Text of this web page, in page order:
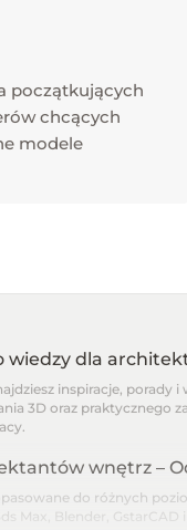
początkujących
chcących
modele
wiedzy dla
inspiracje,
3D oraz praktycznego
wnętrz –
do różnych
Max, Blender,